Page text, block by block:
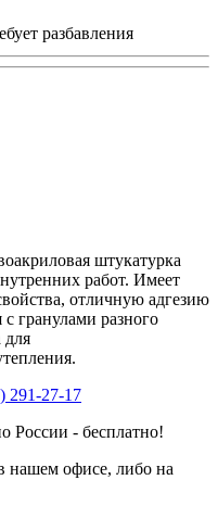
разбавления
штукатурка
работ. Имеет
отличную адгезию
гранулами разного
для
291-27-17
России - бесплатно!
нашем офисе, либо на